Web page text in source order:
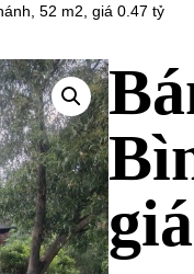
52 m2, giá 0.47 tỷ